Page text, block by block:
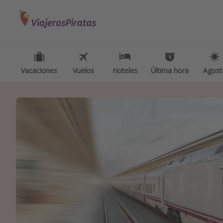
Vacaciones Vuelos Hoteles Última hora
Vuelos
Hoteles
Cruceros
Todos los destinos
Tenerife
Marruecos
Camping
Glamping
Ofertas
Viajes en
Vacaciones
Viajes